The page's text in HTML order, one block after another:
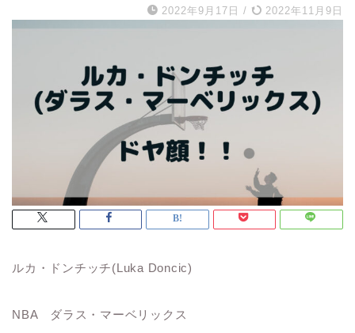
2022年9月17日 / 2022年11月9日
ルカ・ドンチッチ(Luka Doncic)
NBA ダラス・マーベリックス